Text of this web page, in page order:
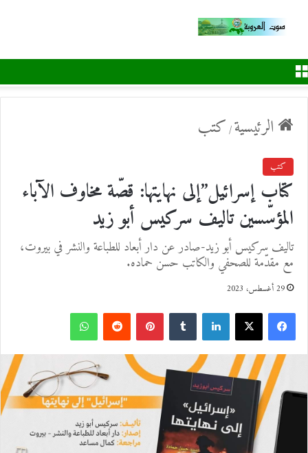
الرئيسية/ كتب
كتب
كتاب إسرائيل”إلى نهايتها: قصّة مخاوف الآباء
المؤسّسين تاليف سركيس أبو زيد
تاليف سركيس أبو زيد-صادر عن دار أبعاد للطباعة والنشر في بيروت،
مع مقدّمة للصحفي والكاتب حسن حماده.
29 أغسطس، 2023
ي
س
X
ي
ن
ك
T
u
m
ي
ن
ت
R
e
d
ا
ت
س